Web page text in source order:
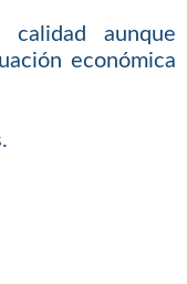
aunque
económica